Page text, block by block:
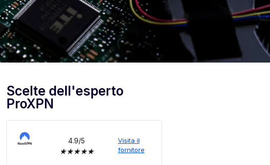
Scelte dell'esperto
ProXPN
4.9/5
★★★★★
Visita il
fornitore